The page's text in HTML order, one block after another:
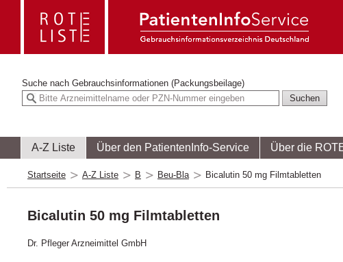
Suche nach Gebrauchsinformationen (Packungsbeilage)
A-Z Liste Über den PatientenInfo-Service Über die
Startseite A-Z Liste B Beu-Bla Bicalutin 50 mg Filmtabletten
Bicalutin 50 mg Filmtabletten
Dr. Pfleger Arzneimittel GmbH